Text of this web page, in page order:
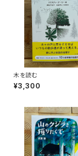
木を読む
¥3,300